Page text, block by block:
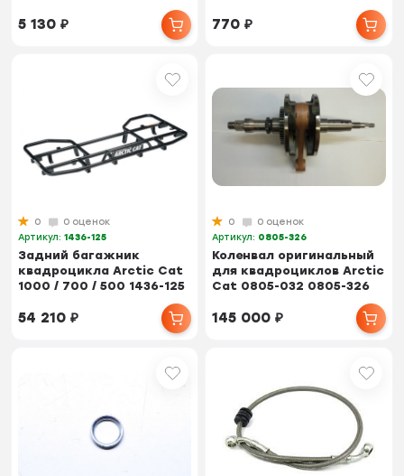
5 130₽ 770₽
0
0 оценок
Артикул:1436-125
Задний багажник
квадроцикла Arctic Cat
1000 / 700 / 500 1436-125
54 210₽
0
0 оценок
Артикул: 0805-326
Коленвал оригинальный
для квадроциклов Arctic
Cat 0805-032 0805-326
145 000₽